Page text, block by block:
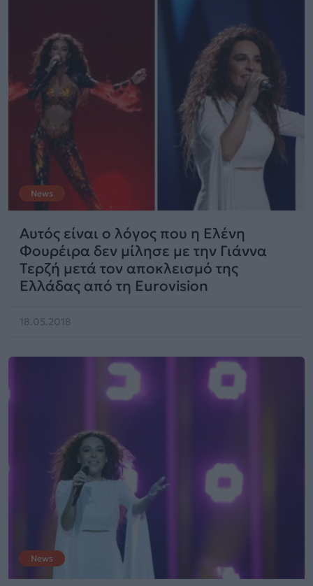
News
Αυτός είναι ο λόγος που η Ελένη
Φουρέιρα δεν μίλησε με την Γιάννα
Τερζή μετά τον αποκλεισμό της
Ελλάδας από τη Eurovision
18.05.2018
News